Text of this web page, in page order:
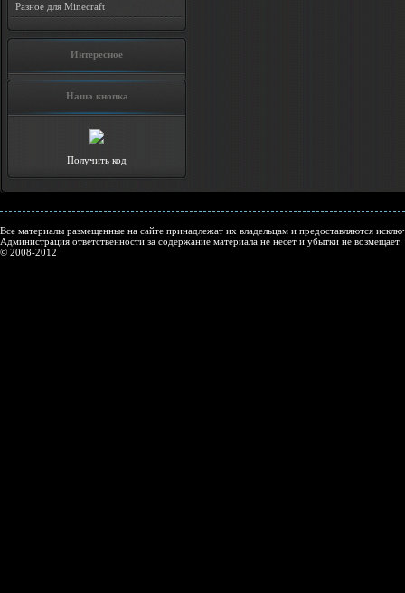
Разное для Minecraft
Интересное
Наша кнопка
Получить код
Все материалы размещенные на сайте принадлежат их владельцам и предоставляются
Администрация ответственности за содержание материала не несет и убытки не возмещает.
© 2008-2012